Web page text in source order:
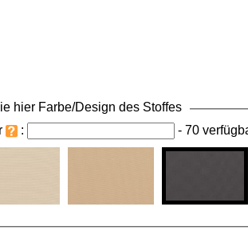
hier Farbe/Design des Stoffes
: - 70